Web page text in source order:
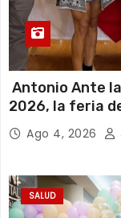
Antonio Ante
2026, la feria
importante del
Ago 4, 2026
SALUD